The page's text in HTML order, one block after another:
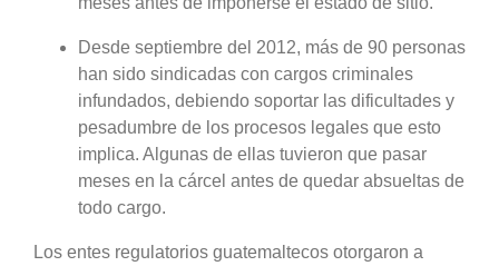
Desde septiembre del 2012, más de 90 personas
han sido sindicadas con cargos criminales
infundados, debiendo soportar las dificultades y
pesadumbre de los procesos legales que esto
implica. Algunas de ellas tuvieron que pasar
meses en la cárcel antes de quedar absueltas de
todo cargo.
Los entes regulatorios guatemaltecos otorgaron a